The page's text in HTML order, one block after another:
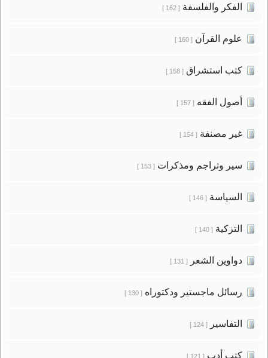
الفكر والفلسفة[ 162 ]
علوم القرآن[ 160 ]
كتب استشراق[ 158 ]
أصول الفقه[ 157 ]
غير مصنفة[ 154 ]
سير وتراجم ومذكرات[ 153 ]
السياسة[ 146 ]
التزكية[ 140 ]
دواوين الشعر[ 131 ]
رسائل ماجستير ودكتوراه[ 130 ]
التفاسير[ 124 ]
كتب أدب[ 121 ]